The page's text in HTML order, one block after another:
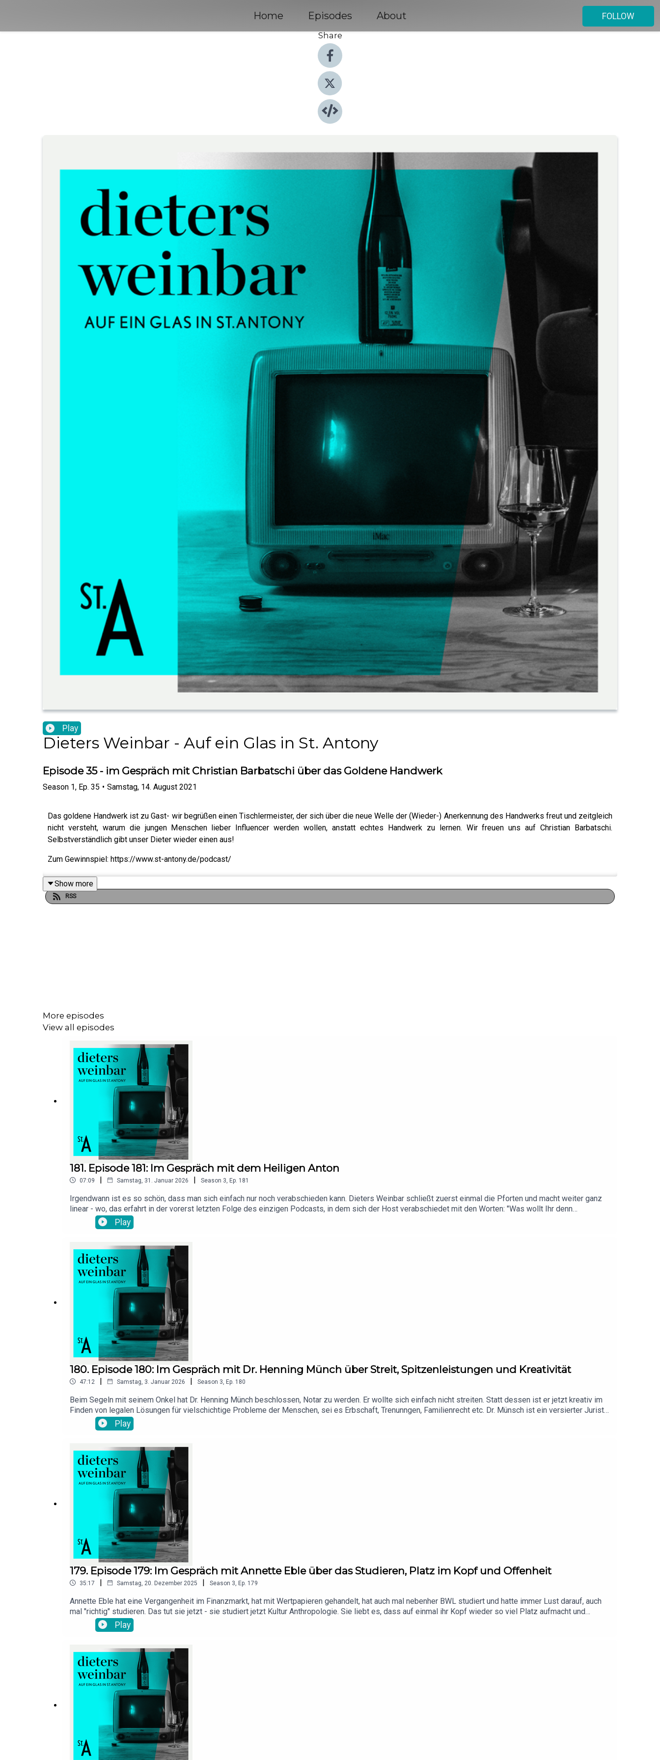
Home Episodes About
FOLLOW
Share
Play
Dieters Weinbar - Auf ein Glas in St. Antony
Episode 35 - im Gespräch mit Christian Barbatschi über das Goldene Handwerk
Season 1, Ep. 35 • Samstag, 14. August 2021
Das goldene Handwerk ist zu Gast- wir begrüßen einen Tischlermeister, der sich über die neue Welle der (Wieder-) Anerkennung des Handwerks freut und zeitgleich
nicht versteht, warum die jungen Menschen lieber Influencer werden wollen, anstatt echtes Handwerk zu lernen. Wir freuen uns auf Christian Barbatschi.
Selbstverständlich gibt unser Dieter wieder einen aus!
Zum Gewinnspiel: https://www.st-antony.de/podcast/
Show more
RSS
More episodes
View all episodes
181. Episode 181: Im Gespräch mit dem Heiligen Anton
07:09 | Samstag, 31. Januar 2026 | Season 3 Ep. 181
Irgendwann ist es so schön, dass man sich einfach nur noch verabschieden kann. Dieters Weinbar schließt zuerst einmal die Pforten und macht weiter ganz
linear - wo, das erfahrt in der vorerst letzten Folge des einzigen Podcasts, in dem sich der Host verabschiedet mit den Worten: "Was wollt Ihr denn
trinken?"Das solltet Ihr mal auf Instagram auschecken: https://www.instagram.com/heiliger.anton/?hl=de
Play
180. Episode 180: Im Gespräch mit Dr. Henning Münch über Streit, Spitzenleistungen und Kreativität
47:12 | Samstag, 3. Januar 2026 | Season 3 Ep. 180
Beim Segeln mit seinem Onkel hat Dr. Henning Münch beschlossen, Notar zu werden. Er wollte sich einfach nicht streiten. Statt dessen ist er jetzt kreativ im
Finden von legalen Lösungen für vielschichtige Probleme der Menschen, sei es Erbschaft, Trenunngen, Familienrecht etc. Dr. Münsch ist ein versierter Jurist,
der seinen Job liebt und deshalb so leidenschaftlich darüber reden kann wie ein Künstler über seine Kunst. Prädikat hörenswert!Hier findet Ihr die Sozietät:
https://dilling-muench.de/
Play
179. Episode 179: Im Gespräch mit Annette Eble über das Studieren, Platz im Kopf und Offenheit
35:17 | Samstag, 20. Dezember 2025 | Season 3 Ep. 179
Annette Eble hat eine Vergangenheit im Finanzmarkt, hat mit Wertpapieren gehandelt, hat auch mal nebenher BWL studiert und hatte immer Lust darauf, auch
mal "richtig" studieren. Das tut sie jetzt - sie studiert jetzt Kultur Anthropologie. Sie liebt es, dass auf einmal ihr Kopf wieder so viel Platz aufmacht und
deswegen plant sie jetzt auch, das ganze richtig mit dem Master abzuschließen. Eine wahre Moritat über die Möglichkeiten, die das Leben einem gibt und die
man entweder wahrnimmt oder eben nicht. Sie ist viel zu neugierig, um das nicht zu tun. Und wie das so ist, ein Studium im fortgeschrittenen Alter zu machen,
Play